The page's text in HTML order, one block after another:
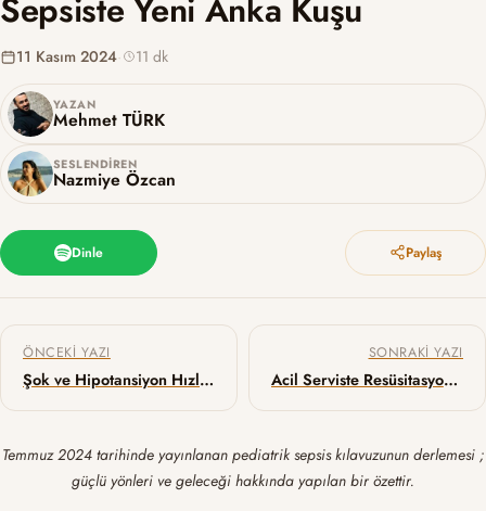
Sepsiste Yeni Anka Kuşu
YAZAN
Mehmet TÜRK
SESLENDIREN
Nazmiye Özcan
11 Kasım 2024· 11 dk
Dinle Paylaş
Yazı gezinmesi
ÖNCEKI YAZI
Şok ve Hipotansiyon Hızlı Ultrasonografisi (RUSH)
SONRAKI YAZI
Acil Serviste Resüsitasyon Sırasında Transözofageal Ekokardiyografi Kullanımı
Temmuz 2024 tarihinde yayınlanan pediatrik sepsis kılavuzunun derlemesi ;
güçlü yönleri ve geleceği hakkında yapılan bir özettir.